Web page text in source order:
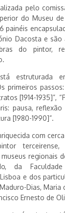
pelo
do Museu
painéis
Dacosta e são
do pintor,
estruturada
primeiros
[1914-1935]”,
pausa,
[1980-1990]”.
com
terceirense,
regionais
da
e dos
Dias, Maria
Ernesto de